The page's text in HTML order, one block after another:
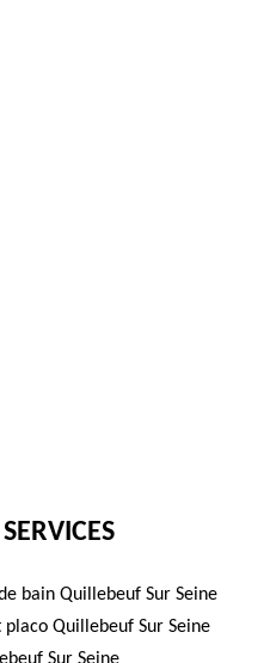
bain Quillebeuf Sur Seine
Quillebeuf Sur Seine